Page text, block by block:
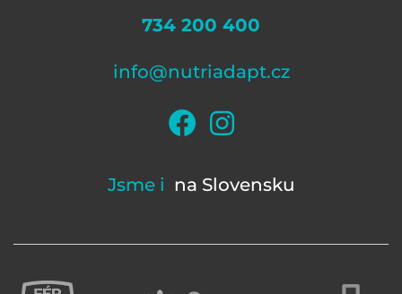
734 200 400
info@nutriadapt.cz
Jsme i na Slovensku